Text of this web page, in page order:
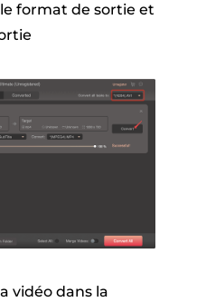
format de sortie et
vidéo dans la